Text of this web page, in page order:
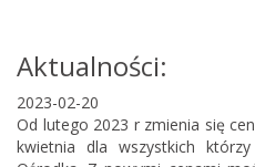
Aktualności:
2023-02-20
Od lutego 2023 r zmienia się
kwietnia dla wszystkich